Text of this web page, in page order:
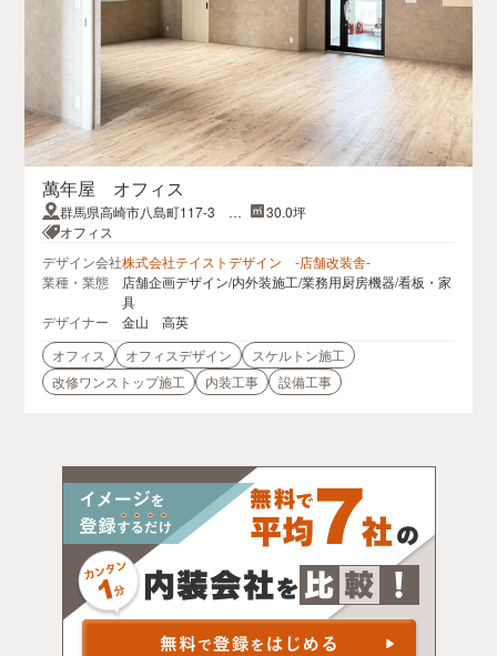
萬年屋 オフィス
群馬県高崎市八島町117-3 萬
年屋ビル 5階
30.0坪
オフィス
デザイン会社株式会社テイストデザイン -店舗改装舎-
業種・業態
店舗企画デザイン/内外装施工/業務用厨房機器/看板・家
具
デザイナー
金山 高英
オフィス
オフィスデザイン
スケルトン施工
改修ワンストップ施工
内装工事 設備工事